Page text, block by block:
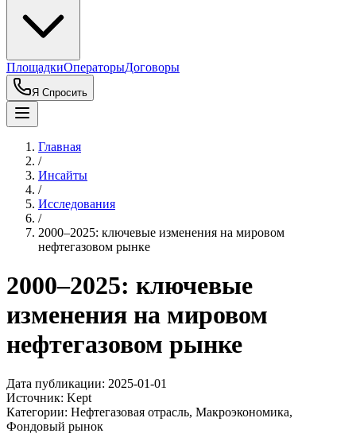
ПлощадкиОператорыДоговоры
Я Спросить
Главная
/
Инсайты
/
Исследования
/
2000–2025: ключевые изменения на мировом
нефтегазовом рынке
2000–2025: ключевые
изменения на мировом
нефтегазовом рынке
Дата публикации: 2025-01-01
Источник: Kept
Категории: Нефтегазовая отрасль, Макроэкономика,
Фондовый рынок